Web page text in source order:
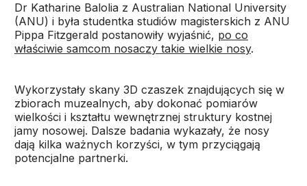
Dr Katharine Balolia z Australian National University
(ANU) i była studentka studiów magisterskich z ANU
Pippa Fitzgerald postanowiły wyjaśnić, po co
właściwie samcom nosaczy takie wielkie nosy.
Wykorzystały skany 3D czaszek znajdujących się w
zbiorach muzealnych, aby dokonać pomiarów
wielkości i kształtu wewnętrznej struktury kostnej
jamy nosowej. Dalsze badania wykazały, że nosy
dają kilka ważnych korzyści, w tym przyciągają
potencjalne partnerki.